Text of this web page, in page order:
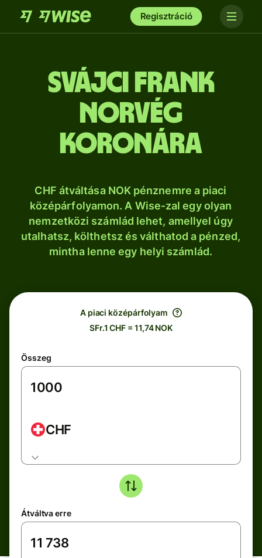
Regisztráció
svájci frank
norvég
koronára
CHF átváltása NOK pénznemre a piaci
középárfolyamon. A Wise-zal egy olyan
nemzetközi számlád lehet, amellyel úgy
utalhatsz, költhetsz és válthatod a pénzed,
mintha lenne egy helyi számlád.
A piaci középárfolyam
SFr.1 CHF = 11,74 NOK
Összeg
CHF
Átváltva erre